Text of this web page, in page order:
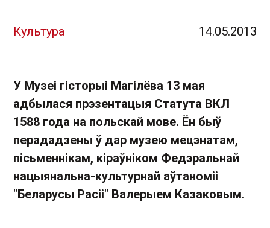
Культура 14.05.2013
У Музеі гісторыі Магілёва 13 мая
адбылася прэзентацыя Статута ВКЛ
1588 года на польскай мове. Ён быў
перададзены ў дар музею мецэнатам,
пісьменнікам, кіраўніком Федэральнай
нацыянальна-культурнай аўтаноміі
"Беларусы Расіі" Валерыем Казаковым.